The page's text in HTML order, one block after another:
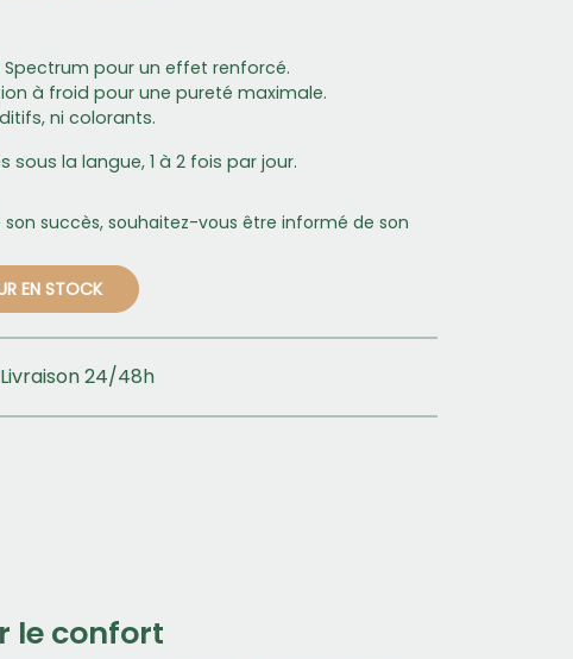
Spectrum pour un effet renforcé.
à froid pour une pureté maximale.
ni colorants.
sous la langue, 1 à 2 fois par jour.
succès, souhaitez-vous être informé de son
EN STOCK
Livraison 24/48h
le confort